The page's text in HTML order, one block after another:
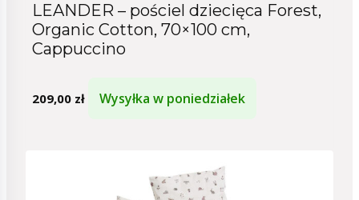
LEANDER – pościel dziecięca Forest,
Organic Cotton, 70×100 cm,
Cappuccino
209,00 zł Wysyłka w poniedziałek